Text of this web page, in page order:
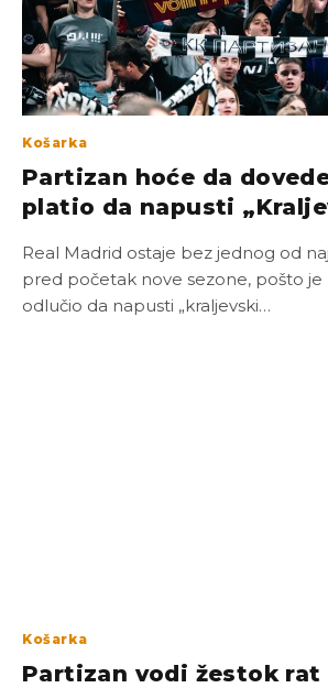
Košarka
Partizan hoće da
platio da napusti
Real Madrid ostaje bez jednog od
pred početak nove sezone, pošto je
odlučio da napusti „kraljevski…
Košarka
Partizan vodi žestok rat